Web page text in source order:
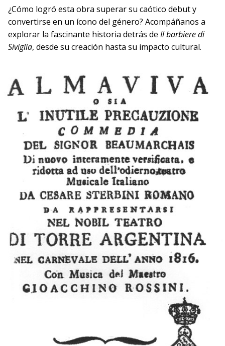
¿Cómo logró esta obra superar su caótico debut y
convertirse en un ícono del género? Acompáñanos a
explorar la fascinante historia detrás de Il barbiere di
Siviglia, desde su creación hasta su impacto cultural.